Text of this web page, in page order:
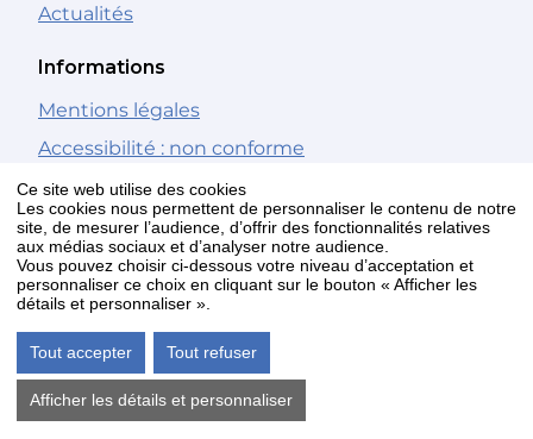
Ce site web utilise des cookies
Les cookies nous permettent de personnaliser le contenu de notre
site, de mesurer l’audience, d’offrir des fonctionnalités relatives
aux médias sociaux et d’analyser notre audience.
Vous pouvez choisir ci-dessous votre niveau d’acceptation et
personnaliser ce choix en cliquant sur le bouton « Afficher les
détails et personnaliser ».
Tout accepter Tout refuser
Afficher les détails et personnaliser
Actualités
Informations
Mentions légales
Accessibilité : non conforme
Gestion des cookies
Nous suivre
Facebook
Youtube
Newsletter